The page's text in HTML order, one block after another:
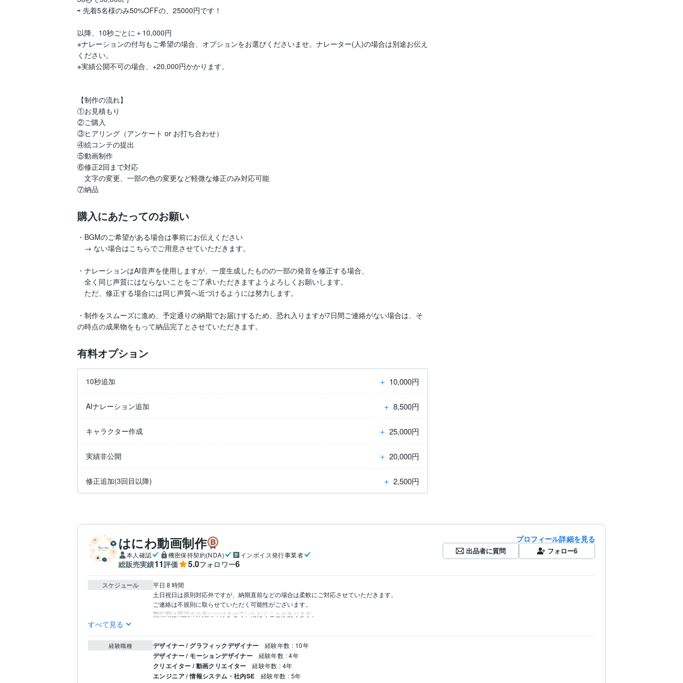
⇨ 先着5名様のみ50%OFFの、25000円です！
以降、10秒ごとに＋10,000円
※ナレーションの付与もご希望の場合、オプションをお選びくださいませ。ナレーター(人)の場合は別途お伝え
ください。
※実績公開不可の場合、+20,000円かかります。
【制作の流れ】
①お見積もり
②ご購入
③ヒアリング（アンケート or お打ち合わせ）
④絵コンテの提出
⑤動画制作
⑥修正2回まで対応
文字の変更、一部の色の変更など軽微な修正のみ対応可能
⑦納品
購入にあたってのお願い
・BGMのご希望がある場合は事前にお伝えください
→ ない場合はこちらでご用意させていただきます。
・ナレーションはAI音声を使用しますが、一度生成したものの一部の発音を修正する場合、
全く同じ声質にはならないことをご了承いただきますようよろしくお願いします。
ただ、修正する場合には同じ声質へ近づけるようには努力します。
・制作をスムーズに進め、予定通りの納期でお届けするため、恐れ入りますが7日間ご連絡がない場合は、そ
の時点の成果物をもって納品完了とさせていただきます。
有料オプション
10秒追加 ＋ 10,000円
AIナレーション追加 ＋ 8,500円
キャラクター作成 ＋ 25,000円
実績非公開 ＋ 20,000円
修正追加(3回目以降) ＋ 2,500円
はにわ動画制作
本人確認 機密保持契約(NDA) インボイス発行事業者
総販売実績11評価 5.0フォロワー6
プロフィール詳細を見る
出品者に質問 フォロー6
スケジュール
平日 8 時間
土日祝日は原則対応外ですが、納期直前などの場合は柔軟にご対応させていただきます。
ご連絡は不規則に取らせていただく可能性がございます。
繁忙期は既読のみ先につけさせていただくことがあります。
すべて見る
経験職種 デザイナー / グラフィックデザイナー 経験年数 : 10年
デザイナー / モーションデザイナー 経験年数 : 4年
クリエイター / 動画クリエイター 経験年数 : 4年
エンジニア / 情報システム・社内SE 経験年数 : 5年